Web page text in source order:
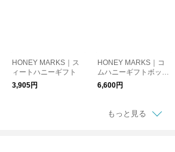
HONEY MARKS｜ス
ィートハニーギフト
3,905円
HONEY MARKS｜コ
ムハニーギフトボック
ス スパチュラ付
6,600円
もっと見る